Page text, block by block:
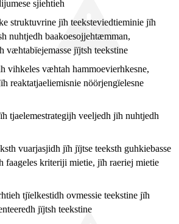
sjiehtieh
struktuvrine jïh teeksteviedtieminie jïh
nuhtjedh baakoesojjehtæmman,
væhtabïejemasse jïjtsh teekstine
vihkeles væhtah hammoevierhkesne,
reaktatjaeliemisnie nöörjengïelesne
tjaelemestrategijh veeljedh jïh nuhtjedh
vuarjasjidh jïh jïjtse teeksth guhkiebasse
faageles kriteriji mietie, jïh raeriej mietie
tjïelkestidh ovmessie teekstine jïh
jïjtsh teekstine